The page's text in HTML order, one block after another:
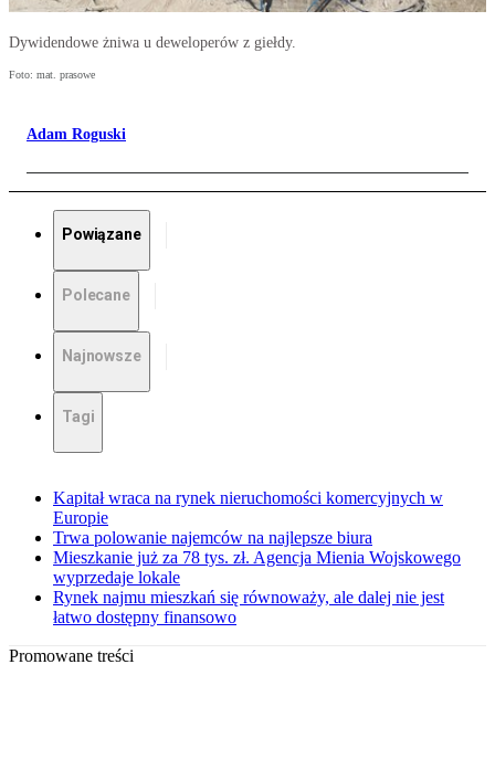
Dywidendowe żniwa u deweloperów z giełdy.
Foto: mat. prasowe
Adam Roguski
Powiązane
Polecane
Najnowsze
Tagi
Kapitał wraca na rynek nieruchomości komercyjnych w
Europie
Trwa polowanie najemców na najlepsze biura
Mieszkanie już za 78 tys. zł. Agencja Mienia Wojskowego
wyprzedaje lokale
Rynek najmu mieszkań się równoważy, ale dalej nie jest
łatwo dostępny finansowo
Promowane treści